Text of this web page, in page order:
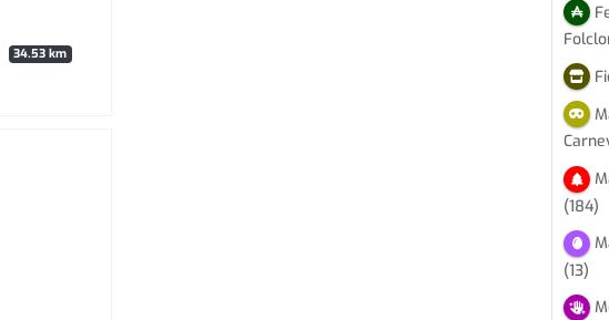
34.53 km
(184)
(13)